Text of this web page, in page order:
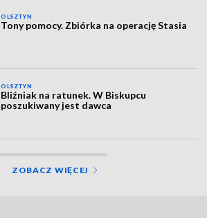
OLSZTYN
Tony pomocy. Zbiórka na operację Stasia
OLSZTYN
Bliźniak na ratunek. W Biskupcu
poszukiwany jest dawca
ZOBACZ WIĘCEJ